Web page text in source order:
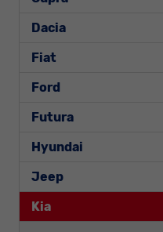
Dacia
Fiat
Ford
Futura
Hyundai
Jeep
Kia